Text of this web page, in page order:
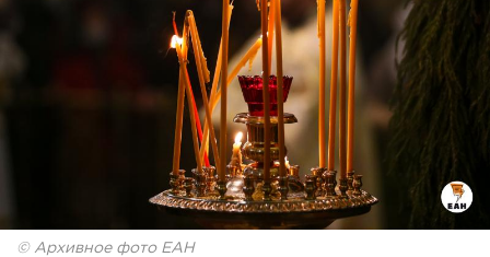
© Архивное фото ЕАН